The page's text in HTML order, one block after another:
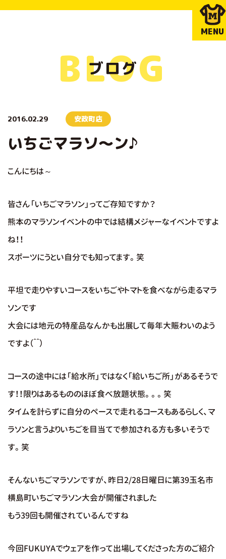
MENU
ブログ
BLOG
2016.02.29 安政町店
いちごマラソ～ン♪
こんにちは～
皆さん「いちごマラソン」ってご存知ですか？
熊本のマラソンイベントの中では結構メジャーなイベントですよ
ね！！
スポーツにうとい自分でも知ってます。笑
平坦で走りやすいコースをいちごやトマトを食べながら走るマラ
ソンです
大会には地元の特産品なんかも出展して毎年大賑わいのよう
ですよ（＾＾）
コースの途中には「給水所」ではなく「給いちご所」があるそうで
す！！限りはあるもののほぼ食べ放題状態。。。笑
タイムを計らずに自分のペースで走れるコースもあるらしく、マ
ラソンと言うよりいちごを目当てで参加される方も多いそうで
す。笑
そんないちごマラソンですが、昨日2/28日曜日に第39玉名市
横島町いちごマラソン大会が開催されました
もう39回も開催されているんですね
今回FUKUYAでウェアを作って出場してくださった方のご紹介